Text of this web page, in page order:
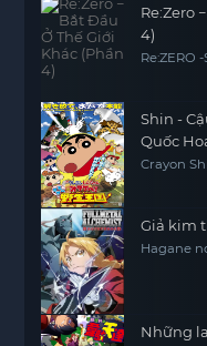
Re:Zero
4)
Re:ZERO
Shin -
Quốc
Crayon
Giả kim
Hagane
Những